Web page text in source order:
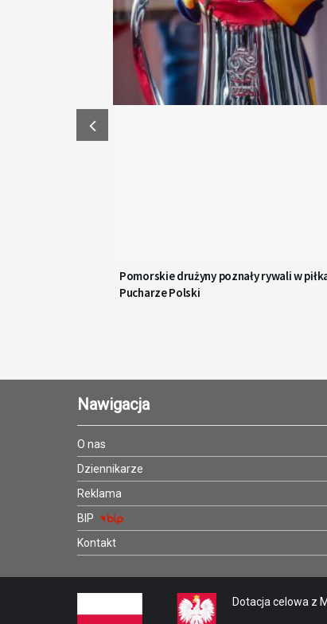
Pomorskie drużyny poznały rywali w
Pucharze Polski
Nawigacja
O nas
Dziennikarze
Reklama
BIP
Kontakt
Dotacja celowa z